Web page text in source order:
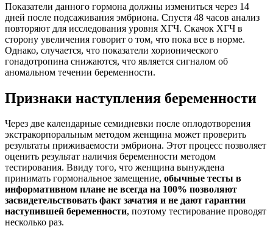
Показатели данного гормона должны измениться через 14
дней после подсаживания эмбриона. Спустя 48 часов анализ
повторяют для исследования уровня ХГЧ. Скачок ХГЧ в
сторону увеличения говорит о том, что пока все в норме.
Однако, случается, что показатели хорионического
гонадотропина снижаются, что является сигналом об
аномальном течении беременности.
Признаки наступления беременности
Через две календарные семидневки после оплодотворения
экстракорпоральным методом женщина может проверить
результаты приживаемости эмбриона. Этот процесс позволяет
оценить результат наличия беременности методом
тестирования. Ввиду того, что женщина вынуждена
принимать гормональное замещение, обычные тесты в
информативном плане не всегда на 100% позволяют
засвидетельствовать факт зачатия и не дают гарантии
наступившей беременности, поэтому тестирование проводят
несколько раз.